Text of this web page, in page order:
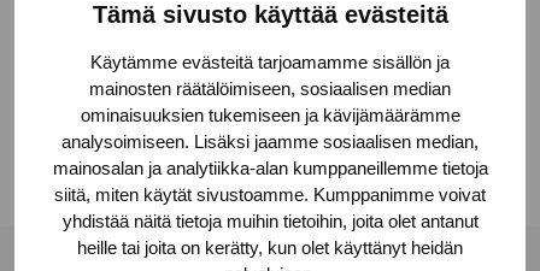
Tämä sivusto käyttää evästeitä
Käytämme evästeitä tarjoamamme sisällön ja
mainosten räätälöimiseen, sosiaalisen median
ominaisuuksien tukemiseen ja kävijämäärämme
analysoimiseen. Lisäksi jaamme sosiaalisen median,
mainosalan ja analytiikka-alan kumppaneillemme tietoja
siitä, miten käytät sivustoamme. Kumppanimme voivat
yhdistää näitä tietoja muihin tietoihin, joita olet antanut
heille tai joita on kerätty, kun olet käyttänyt heidän
Facebook
Linkedin